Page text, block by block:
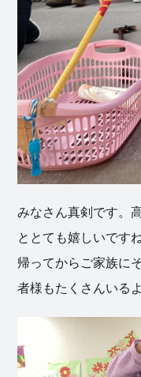
みなさん真剣です。
ととても嬉しいです
帰ってからご家族に
者様もたくさんいる